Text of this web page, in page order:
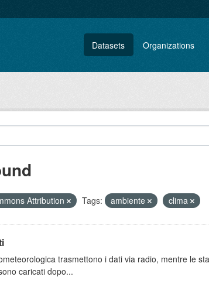
Datasets Organizations
Attribution Tags: ambiente clima
trasmettono i dati via radio, mentre le
caricati dopo...